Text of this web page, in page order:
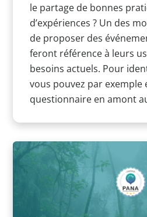
le partage de bonnes
d’expériences ? Un des
de proposer des
feront référence à leurs
besoins actuels. Pour
vous pouvez par exemple
questionnaire en amont